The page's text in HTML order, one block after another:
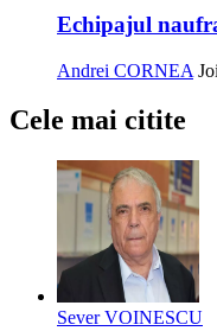
Echipajul
Andrei CORNEA
Cele mai citite
Sever VOINESCU